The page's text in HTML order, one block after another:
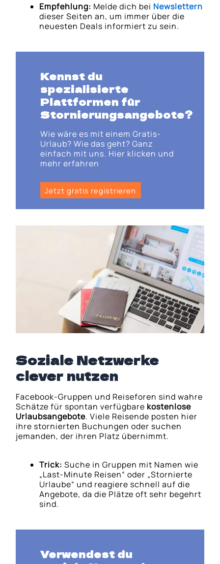
Empfehlung: Melde dich bei Newslettern
dieser Seiten an, um immer über die
neuesten Deals informiert zu sein.
Kennst du
spezialisierte
Plattformen für
Stornierungsangebote?
Wie wäre es mit einem Gratis-
Urlaub? Wie das geht? Ganz
einfach mit uns. Hier klicken und
mehr erfahren
Jetzt gratis registrieren
Soziale Netzwerke
clever nutzen
Facebook-Gruppen und Reiseforen sind wahre
Schätze für spontan verfügbare kostenlose
Urlaubsangebote. Viele Reisende posten hier
ihre stornierten Buchungen oder suchen
jemanden, der ihren Platz übernimmt.
Trick: Suche in Gruppen mit Namen wie
„Last-Minute Reisen“ oder „Stornierte
Urlaube“ und reagiere schnell auf die
Angebote, da die Plätze oft sehr begehrt
sind.
Verwendest du